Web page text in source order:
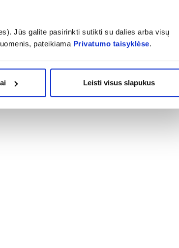
Jūs galite pasirinkti sutikti su dalies arba visų
pateikiama Privatumo taisyklėse.
Leisti visus slapukus
su
%